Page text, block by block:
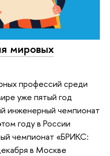
мировых
профессий среди
уже пятый год
инженерный чемпионат
году в России
чемпионат «БРИКС:
в Москве